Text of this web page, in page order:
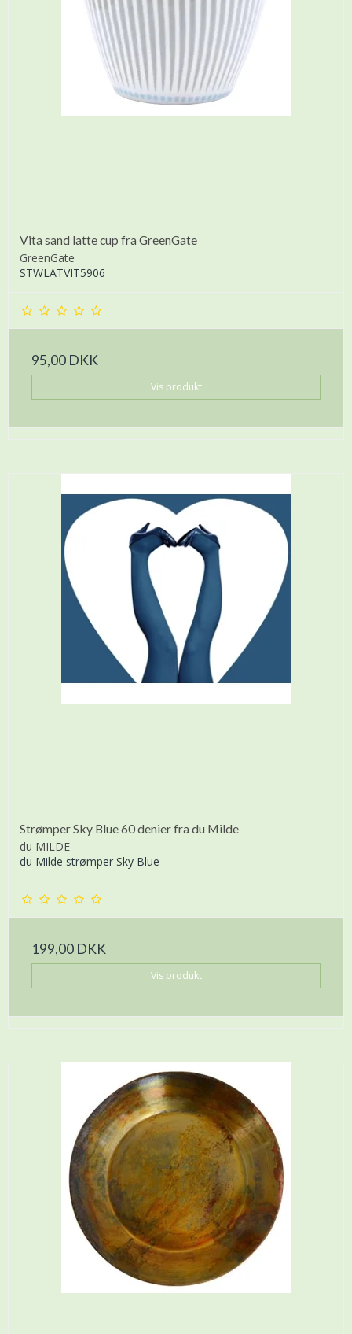
Vita sand latte cup fra GreenGate
GreenGate
STWLATVIT5906
95,00 DKK
Vis produkt
Strømper Sky Blue 60 denier fra du Milde
du MILDE
du Milde strømper Sky Blue
199,00 DKK
Vis produkt